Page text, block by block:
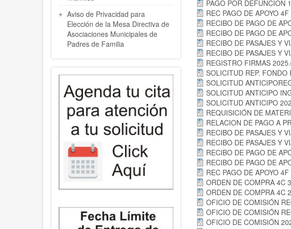
Aviso de Privacidad para
Elección de la Mesa Directiva de
Asociaciones Municipales de
Padres de Familia
PAGO POR DEFUNCION
REC PAGO DE APOYO
RECIBO DE PAGO DE
RECIBO DE PAGO DE
RECIBO DE PASAJES Y
RECIBO DE PASAJES Y
REGISTRO FIRMAS
SOLICITUD REP. FONDO
SOLICITUD
SOLICITUD ANTICIPO
SOLICITUD ANTICIPO
REQUISICIÓN DE
RELACION DE PAGO A
RECIBO DE PASAJES Y
RECIBO DE PASAJES Y
RECIBO DE PAGO DE
RECIBO DE PAGO DE
REC PAGO DE APOYO
ORDEN DE COMPRA 4C
ORDEN DE COMPRA 4C
OFICIO DE COMISIÓN
OFICIO DE COMISIÓN
OFICIO DE COMISIÓN